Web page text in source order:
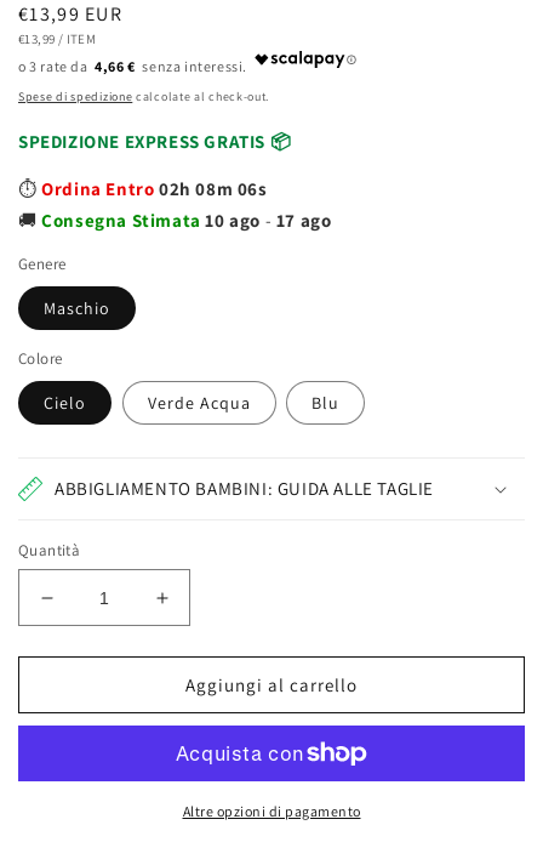
Prezzo
di
listino
€13,99 EUR
PREZZO
€13,99 / PER
ITEM
4,66 €
Spese di spedizione calcolate al check-out.
SPEDIZIONE EXPRESS GRATIS 📦
⏱️Ordina Entro 02h 08m 06s
🚚Consegna Stimata10 ago - 17 ago
Genere
Maschio
Colore
Cielo Verde Acqua Blu
ABBIGLIAMENTO BAMBINI: GUIDA ALLE TAGLIE
Quantità
Diminuisci
quantità
per
Scarpe
Cotone
Aumenta
quantità
per
Mafer
Scarpe
Caldo
Cotone
WSC8546
Aggiungi al carrello
Altre opzioni di pagamento